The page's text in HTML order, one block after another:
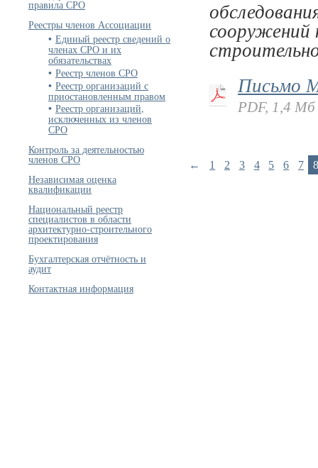
правила СРО
Реестры членов Ассоциации
Единый реестр сведений о
членах СРО и их
обязательствах
Реестр членов СРО
Реестр организаций с
приостановленным правом
Реестр организаций,
исключенных из членов
СРО
Контроль за деятельностью
членов СРО
Независимая оценка
квалификации
Национальный реестр
специалистов в области
архитектурно-строительного
проектирования
Бухгалтерская отчётность и
аудит
Контактная информация
сооружений
Письмо
PDF, 1,4 Мб
← 1 2 3 4 5 6 7 8